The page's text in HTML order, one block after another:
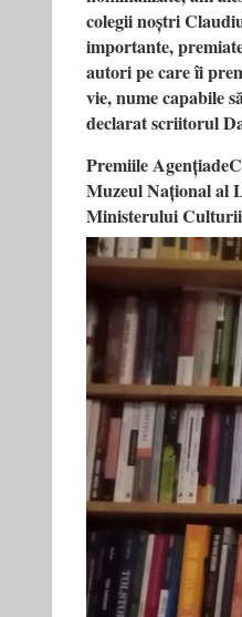
colegii noștri
importante,
autori pe care îi
vie, nume capabile
declarat scriitorul
Premiile
Muzeul Național al
Ministerului